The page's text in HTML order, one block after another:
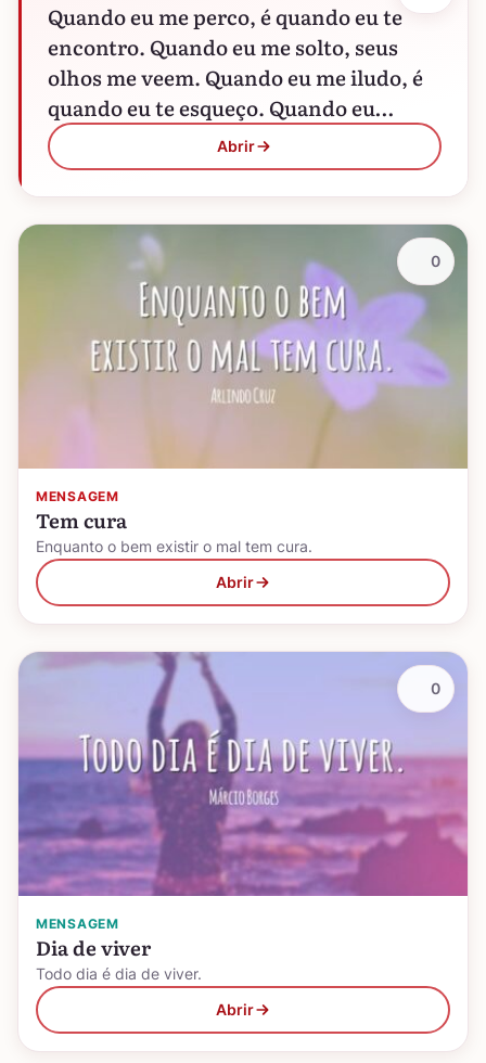
Quando eu me perco, é quando eu te
encontro. Quando eu me solto, seus
olhos me veem. Quando eu me iludo, é
quando eu te esqueço. Quando eu…
Abrir
MENSAGEM
Tem cura
Enquanto o bem existir o mal tem cura.
Abrir
0
MENSAGEM
Dia de viver
Todo dia é dia de viver.
Abrir
0